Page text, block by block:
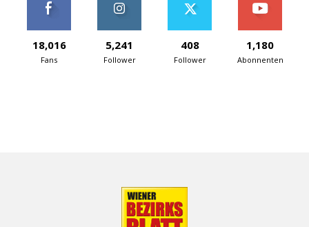
18,016
Fans
5,241
Follower
408
Follower
1,180
Abonnenten